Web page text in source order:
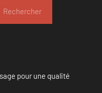
Rechercher
pour une qualité